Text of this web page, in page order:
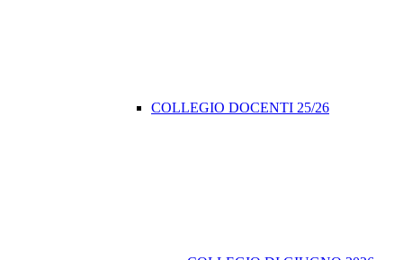
COLLEGIO DOCENTI 25/26